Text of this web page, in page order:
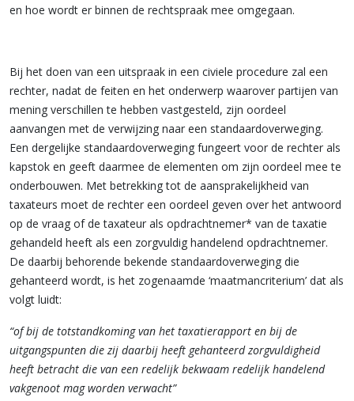
en hoe wordt er binnen de rechtspraak mee omgegaan.
Bij het doen van een uitspraak in een civiele procedure zal een
rechter, nadat de feiten en het onderwerp waarover partijen van
mening verschillen te hebben vastgesteld, zijn oordeel
aanvangen met de verwijzing naar een standaardoverweging.
Een dergelijke standaardoverweging fungeert voor de rechter als
kapstok en geeft daarmee de elementen om zijn oordeel mee te
onderbouwen. Met betrekking tot de aansprakelijkheid van
taxateurs moet de rechter een oordeel geven over het antwoord
op de vraag of de taxateur als opdrachtnemer* van de taxatie
gehandeld heeft als een zorgvuldig handelend opdrachtnemer.
De daarbij behorende bekende standaardoverweging die
gehanteerd wordt, is het zogenaamde ‘maatmancriterium’ dat als
volgt luidt:
“of bij de totstandkoming van het taxatierapport en bij de
uitgangspunten die zij daarbij heeft gehanteerd zorgvuldigheid
heeft betracht die van een redelijk bekwaam redelijk handelend
vakgenoot mag worden verwacht”